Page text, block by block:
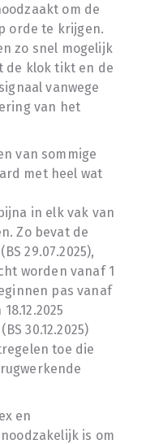
om de
orde te krijgen.
zo snel mogelijk
de klok tikt en de
vanwege
van het
van sommige
met heel wat
in elk vak van
Zo bevat de
29.07.2025),
worden vanaf 1
pas vanaf
30.12.2025)
toe die
en
is om